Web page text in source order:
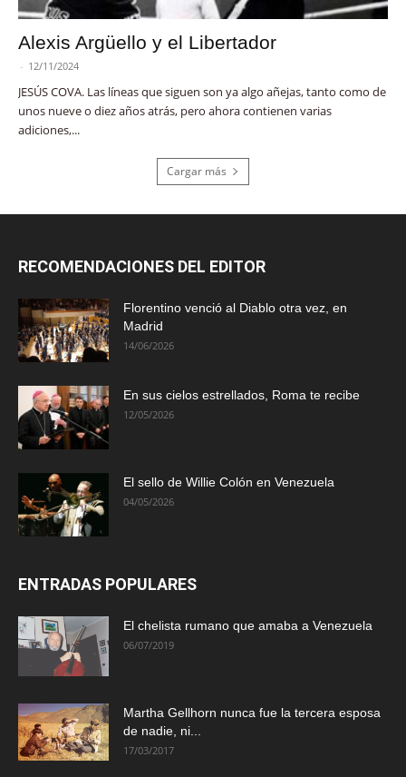
Alexis Argüello y el Libertador
- 12/11/2024
JESÚS COVA. Las líneas que siguen son ya algo añejas, tanto como de
unos nueve o diez años atrás, pero ahora contienen varias
adiciones,...
Cargar más
RECOMENDACIONES DEL EDITOR
Florentino venció al Diablo otra vez, en
Madrid
14/06/2026
En sus cielos estrellados, Roma te recibe
12/05/2026
El sello de Willie Colón en Venezuela
04/05/2026
ENTRADAS POPULARES
El chelista rumano que amaba a Venezuela
06/07/2019
Martha Gellhorn nunca fue la tercera esposa
de nadie, ni...
17/03/2017